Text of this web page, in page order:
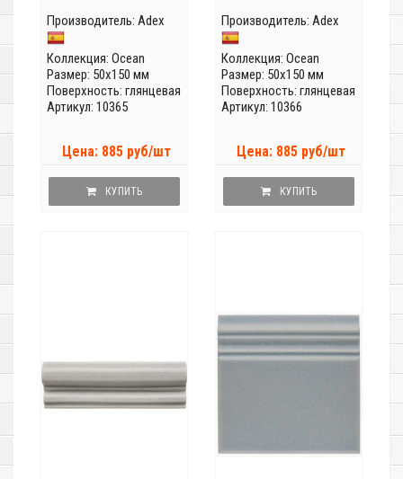
Производитель: Adex
Коллекция: Ocean
Размер: 50x150 мм
Поверхность: глянцевая
Артикул: 10365
Цена: 885 руб/шт
КУПИТЬ
Производитель: Adex
Коллекция: Ocean
Размер: 50x150 мм
Поверхность: глянцевая
Артикул: 10366
Цена: 885 руб/шт
КУПИТЬ